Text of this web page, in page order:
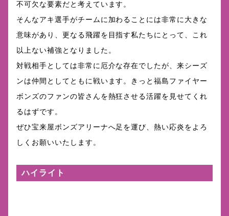
不可欠な要素だと考えています。
そんなアキ選手がチームに加わることには非常に大きな
意味があり、更なる飛躍を目指す私たちにとって、これ
以上ない補強となりました。
対戦相手としては非常に厄介な存在でしたが、来シーズ
ンは仲間としてともに戦います。きっと福島ファイヤー
ボンズのファンの皆さんを熱狂させる活躍を見せてくれ
るはずです。
ぜひ宝来屋ボンズアリーナへ足を運び、熱い応炎をよろ
しくお願いいたします。
ハイライト